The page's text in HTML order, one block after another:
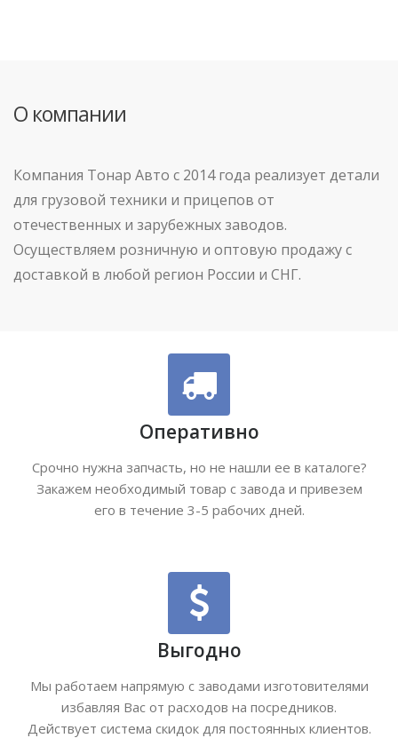
О компании
Компания Тонар Авто с 2014 года реализует детали
для грузовой техники и прицепов от
отечественных и зарубежных заводов.
Осуществляем розничную и оптовую продажу с
доставкой в любой регион России и СНГ.
Оперативно
Срочно нужна запчасть, но не нашли ее в каталоге?
Закажем необходимый товар с завода и привезем
его в течение 3-5 рабочих дней.
Выгодно
Мы работаем напрямую с заводами изготовителями
избавляя Вас от расходов на посредников.
Действует система скидок для постоянных клиентов.